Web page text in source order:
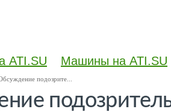
ATI.SU Машины на ATI.SU
подозрите...